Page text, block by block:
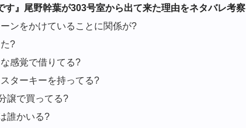
す』尾野幹葉が303号室から出て来た理由をネタバレ考察
ンをかけていることに関係が?
?
感覚で借りてる?
ターキーを持ってる?
譲で買ってる?
誰かいる?